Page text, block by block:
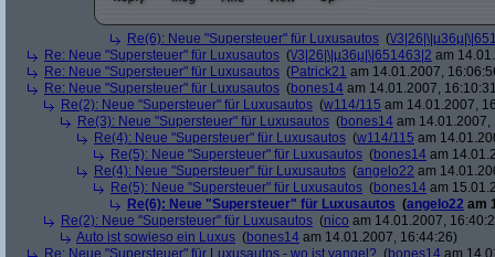
Re(6): Neue "Supersteuer" für Luxusautos (\/
Re: Neue "Supersteuer" für Luxusautos (\/3|26|\|µ36µ|\|651463|2 am
Re: Neue "Supersteuer" für Luxusautos (Patrick21 am 14.01.2007,
Re: Neue "Supersteuer" für Luxusautos (bones14 am 14.01.2007,
Re(2): Neue "Supersteuer" für Luxusautos (w114/115 am 14.01.2007,
Re(3): Neue "Supersteuer" für Luxusautos (bones14 am 14.01.2007,
Re(4): Neue "Supersteuer" für Luxusautos (w114/115 am
Re(5): Neue "Supersteuer" für Luxusautos (bones14 am
Re(4): Neue "Supersteuer" für Luxusautos (angelo22 am
Re(5): Neue "Supersteuer" für Luxusautos (bones14 am
Re(6): Neue "Supersteuer" für Luxusautos (angelo22 am
Re(2): Neue "Supersteuer" für Luxusautos (nico am 14.01.2007,
Auto ist sowieso ein Luxus (bones14 am 14.01.2007, 16:44:26)
Re: Neue "Supersteuer" für Luxusautos - wo ist yangel? (bones14 am